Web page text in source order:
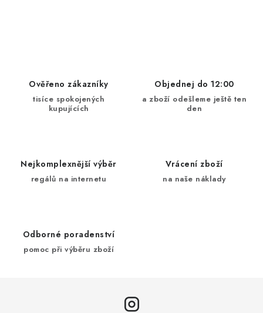
Ověřeno zákazníky
tisíce spokojených
kupujících
Objednej do 12:00
a zboží odešleme ještě ten
den
Nejkomplexnější výběr
regálů na internetu
Vrácení zboží
na naše náklady
Odborné poradenství
pomoc při výběru zboží